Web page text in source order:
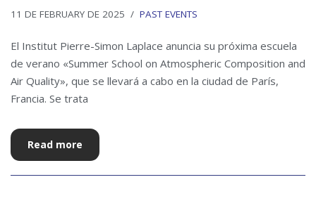
11 DE FEBRUARY DE 2025 PAST EVENTS
El Institut Pierre-Simon Laplace anuncia su próxima escuela
de verano «Summer School on Atmospheric Composition and
Air Quality», que se llevará a cabo en la ciudad de París,
Francia. Se trata
Read more